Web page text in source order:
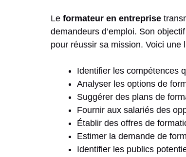
Le formateur en entreprise
demandeurs d’emploi. Son
pour réussir sa mission. Voici
Identifier les compétences
Analyser les options de
Suggérer des plans de
Fournir aux salariés des
Établir des offres de
Estimer la demande de
Identifier les publics